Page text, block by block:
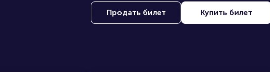
Продать билет Купить билет